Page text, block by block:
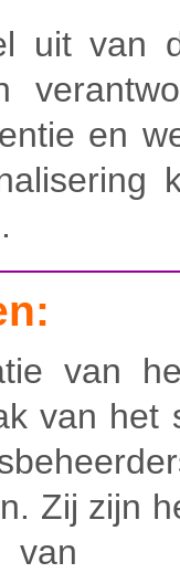
uit van
en
van
van het
Zij zijn
van